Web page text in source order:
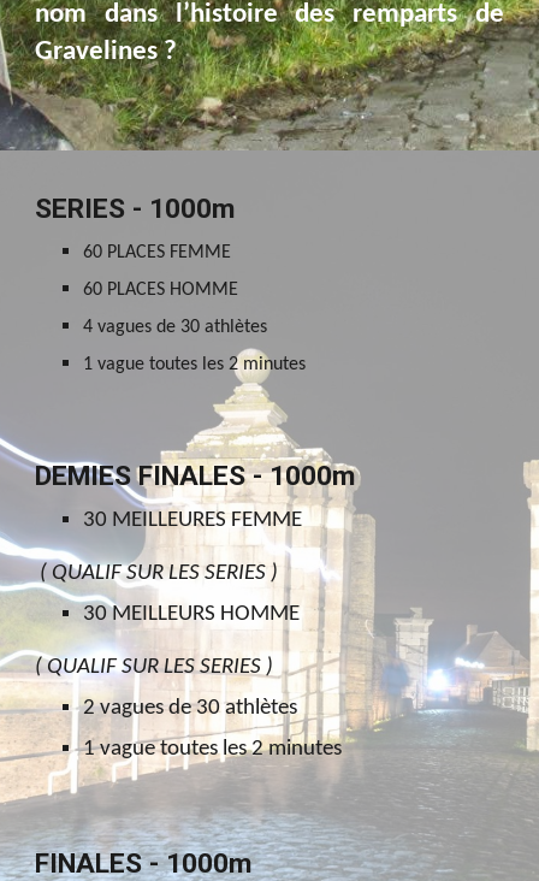
nom dans l’histoire des remparts de
Gravelines ?
SERIES - 1000m
60 PLACES FEMME
60 PLACES HOMME
4 vagues de 30 athlètes
1 vague toutes les 2 minutes
DEMIES FINALES - 1000m
30 MEILLEURES FEMME
( QUALIF SUR LES SERIES )
30 MEILLEURS HOMME
( QUALIF SUR LES SERIES )
2 vagues de 30 athlètes
1 vague toutes les 2 minutes
FINALES - 1000m